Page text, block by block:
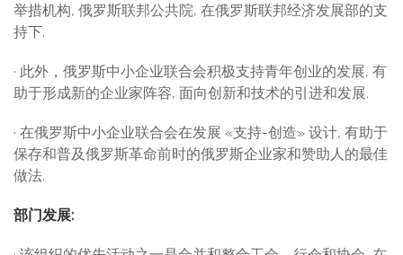
举措机构, 俄罗斯联邦公共院, 在俄罗斯联邦经济发展部的支
持下.
· 此外，俄罗斯中小企业联合会积极支持青年创业的发展, 有
助于形成新的企业家阵容, 面向创新和技术的引进和发展.
· 在俄罗斯中小企业联合会在发展 «支持-创造» 设计, 有助于
保存和普及俄罗斯革命前时的俄罗斯企业家和赞助人的最佳
做法.
部门发展: